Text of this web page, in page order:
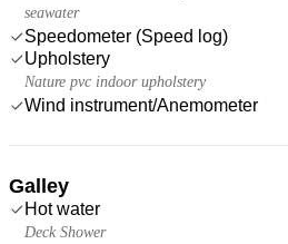
seawater
Speedometer (Speed log)
Upholstery
Nature pvc indoor upholstery
Wind instrument/Anemometer
Galley
Hot water
Deck Shower